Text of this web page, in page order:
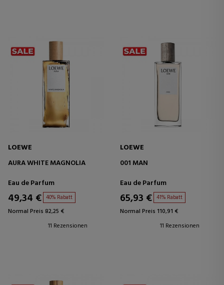
LOEWE
AURA WHITE MAGNOLIA
Eau de Parfum
49,34 € 40% Rabatt
Normal Preis 82,25 €
11 Rezensionen
LOEWE
001 MAN
Eau de Parfum
65,93 € 41% Rabatt
Normal Preis 110,91 €
11 Rezensionen